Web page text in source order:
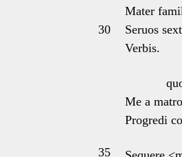
Mater
30
Seruos
Verbis.
Me a
Progredi
35